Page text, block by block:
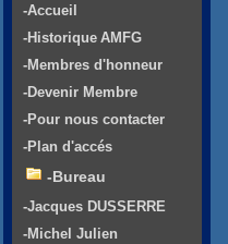
-Accueil
-Historique AMFG
-Membres d'honneur
-Devenir Membre
-Pour nous contacter
-Plan d'accés
-Bureau
-Jacques DUSSERRE
-Michel Julien